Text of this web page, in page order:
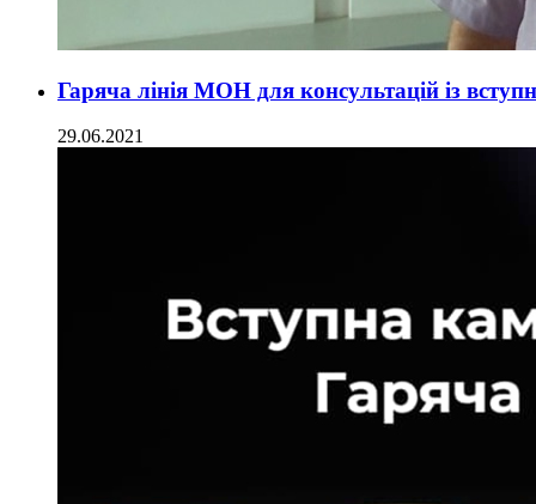
Гаряча лінія МОН для консультацій із
29.06.2021